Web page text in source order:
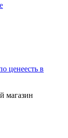
ценеесть в